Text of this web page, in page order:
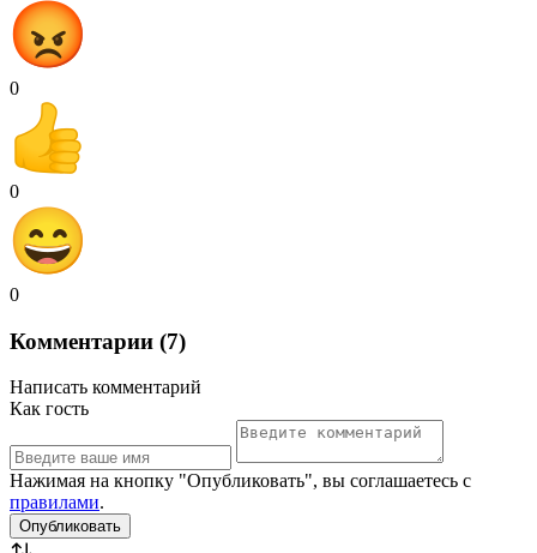
0
0
0
Комментарии (7)
Написать комментарий
Как гость
Нажимая на кнопку "Опубликовать", вы соглашаетесь с
правилами.